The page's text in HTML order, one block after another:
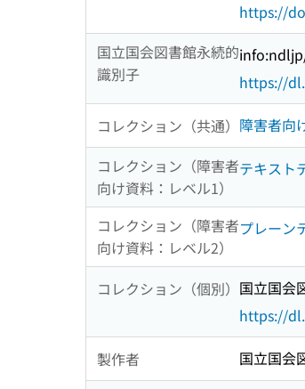
https://
国立国会図書館永続的
識別子
https://
コレクション（共通） 障害者向
コレクション（障害者
向け資料：レベル1）
テキスト
コレクション（障害者
向け資料：レベル2）
プレーン
コレクション（個別） 国立国会
https://
製作者 国立国会